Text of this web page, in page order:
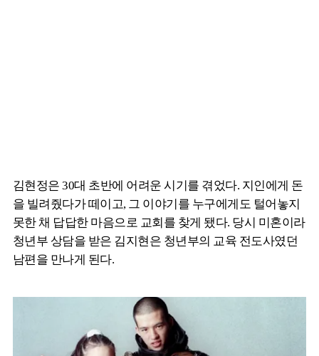
김현정은 30대 초반에 어려운 시기를 겪었다. 지인에게 돈
을 빌려줬다가 떼이고, 그 이야기를 누구에게도 털어놓지
못한 채 답답한 마음으로 교회를 찾게 됐다. 당시 미혼이라
청년부 상담을 받은 김지현은 청년부의 교육 전도사였던
남편을 만나게 된다.